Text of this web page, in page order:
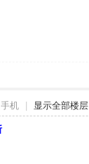
机 显示全部楼层